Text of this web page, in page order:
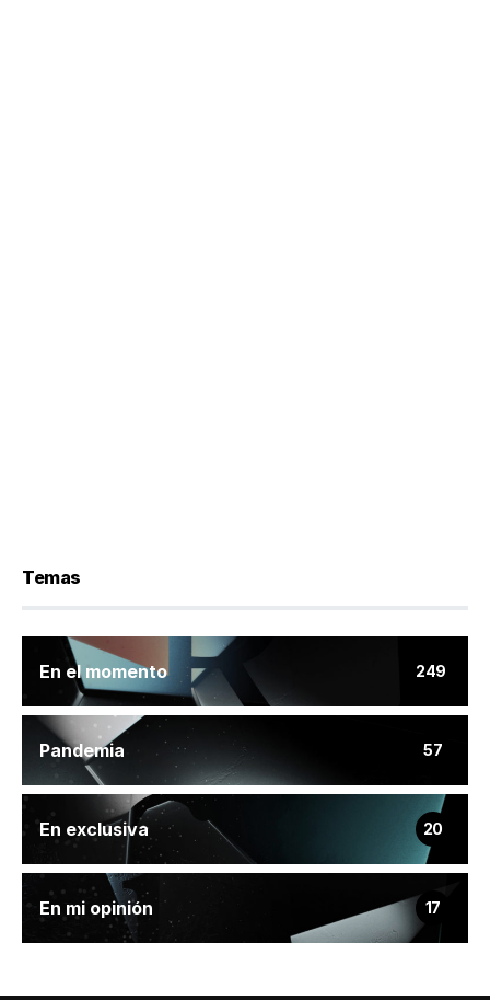
Temas
En el momento 249
Pandemia 57
En exclusiva 20
En mi opinión 17